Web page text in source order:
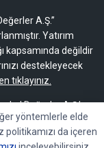
A.Ş.”
Yatırım
kapsamında değildir
destekleyecek
tıklayınız.
Değerler A.Ş.’ye
tarafından
yöntemlerle elde
da içeren